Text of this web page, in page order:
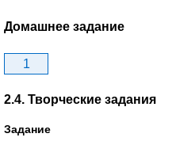
Домашнее задание
1
2.4. Творческие задания
Задание